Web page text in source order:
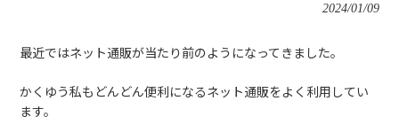
2024/01/09
最近ではネット通販が当たり前のようになってきました。
かくゆう私もどんどん便利になるネット通販をよく利用してい
ます。